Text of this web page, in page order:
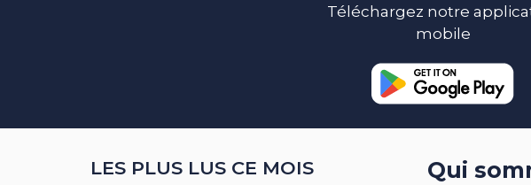
Téléchargez notre
mobile
LES PLUS LUS CE MOIS Qui